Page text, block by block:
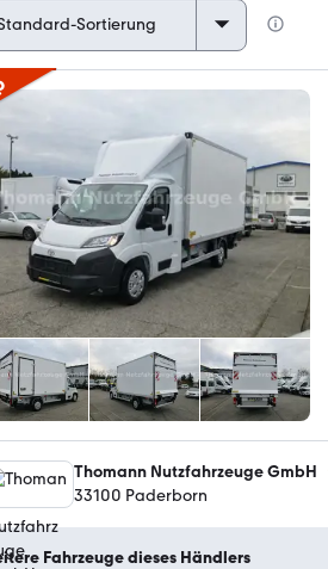
Thomann Nutzfahrzeuge GmbH
33100 Paderborn
Fahrzeuge dieses Händlers